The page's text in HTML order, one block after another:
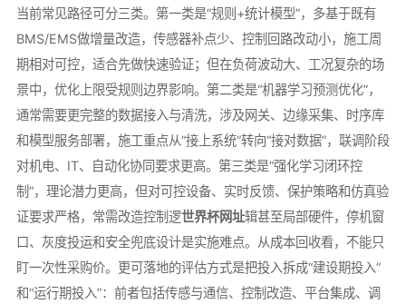
当前常见路径可分三类。第一类是“规则+统计模型”，多基于既有
BMS/EMS做增量改造，传感器补点少、控制回路改动小，施工周
期相对可控，适合先做快速验证；但在负荷波动大、工况复杂的场
景中，优化上限受规则边界影响。第二类是“机器学习预测优化”，
通常需要更完整的数据接入与清洗，涉及网关、边缘采集、时序库
和模型服务部署，施工重点从“接上系统”转向“接对数据”，联调阶段
对机电、IT、自动化协同要求更高。第三类是“强化学习闭环控
制”，理论潜力更高，但对可控设备、实时反馈、保护策略和仿真验
证要求严格，常需改造控制逻世界杯网址辑甚至局部硬件，停机窗
口、灰度投运和安全兜底设计是实施难点。从成本回收看，不能只
盯一次性采购价。更可落地的评估方式是把投入拆成“建设期投入”
和“运行期投入”：前者包括传感与通信、控制改造、平台集成、调